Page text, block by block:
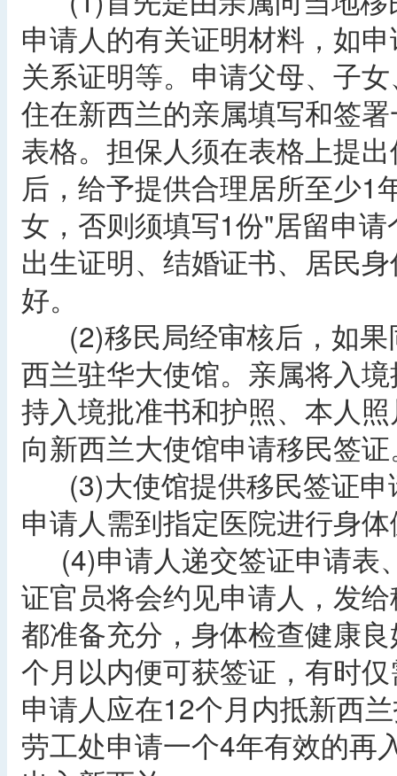
申请人的有关证明材料，如
关系证明等。申请父母、子
住在新西兰的亲属填写和签
表格。担保人须在表格上提
后，给予提供合理居所至少1
女，否则须填写1份"居留申
出生证明、结婚证书、居民
好。
(2)移民局经审核后，如果
西兰驻华大使馆。亲属将入
持入境批准书和护照、本人
向新西兰大使馆申请移民签
(3)大使馆提供移民签证申
申请人需到指定医院进行身
(4)申请人递交签证申请表
证官员将会约见申请人，发
都准备充分，身体检查健康
个月以内便可获签证，有时
申请人应在12个月内抵新西
劳工处申请一个4年有效的再